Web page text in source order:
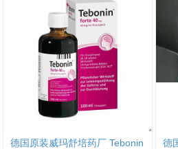
德国原装威玛舒培药厂 Tebonin
德